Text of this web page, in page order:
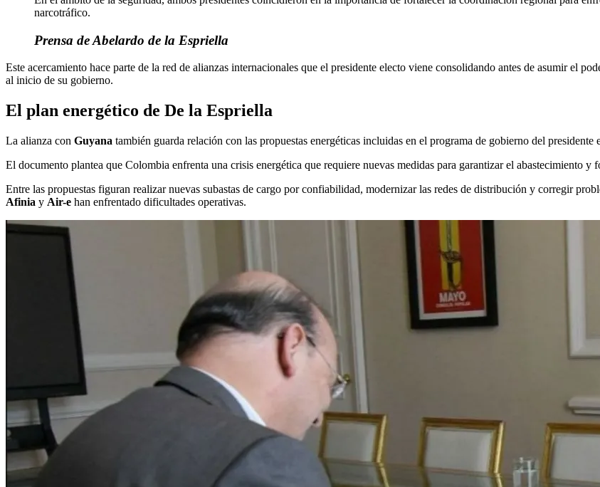
narcotráfico.
Prensa de Abelardo de la Espriella
Este acercamiento hace parte de la red de alianzas internacionales que el presidente electo viene consolidando antes de asumir el
al inicio de su gobierno.
El plan energético de De la Espriella
La alianza con Guyana también guarda relación con las propuestas energéticas incluidas en el programa de gobierno del presidente
El documento plantea que Colombia enfrenta una crisis energética que requiere nuevas medidas para garantizar el abastecimiento y
Entre las propuestas figuran realizar nuevas subastas de cargo por confiabilidad, modernizar las redes de distribución y corregir
Afinia y Air-e han enfrentado dificultades operativas.